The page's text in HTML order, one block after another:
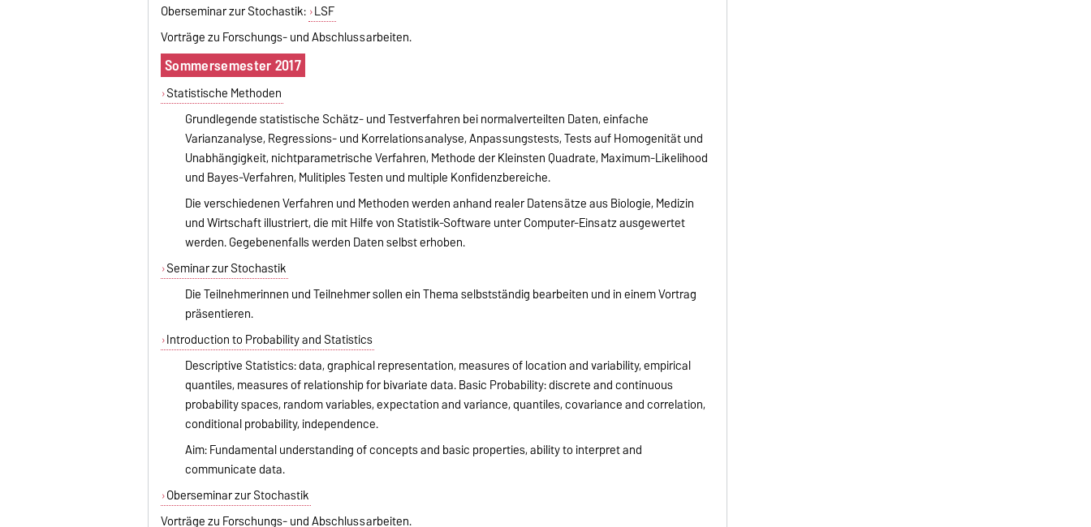
Oberseminar zur Stochastik: LSF
Vorträge zu Forschungs- und Abschlussarbeiten.
Sommersemester 2017
Statistische Methoden
Grundlegende statistische Schätz- und Testverfahren bei normalverteilten Daten, einfache
Varianzanalyse, Regressions- und Korrelationsanalyse, Anpassungstests, Tests auf Homogenität und
Unabhängigkeit, nichtparametrische Verfahren, Methode der Kleinsten Quadrate, Maximum-Likelihood
und Bayes-Verfahren, Mulitiples Testen und multiple Konfidenzbereiche.
Die verschiedenen Verfahren und Methoden werden anhand realer Datensätze aus Biologie, Medizin
und Wirtschaft illustriert, die mit Hilfe von Statistik-Software unter Computer-Einsatz ausgewertet
werden. Gegebenenfalls werden Daten selbst erhoben.
Seminar zur Stochastik
Die Teilnehmerinnen und Teilnehmer sollen ein Thema selbstständig bearbeiten und in einem Vortrag
präsentieren.
Introduction to Probability and Statistics
Descriptive Statistics: data, graphical representation, measures of location and variability, empirical
quantiles, measures of relationship for bivariate data. Basic Probability: discrete and continuous
probability spaces, random variables, expectation and variance, quantiles, covariance and correlation,
conditional probability, independence.
Aim: Fundamental understanding of concepts and basic properties, ability to interpret and
communicate data.
Oberseminar zur Stochastik
Vorträge zu Forschungs- und Abschlussarbeiten.